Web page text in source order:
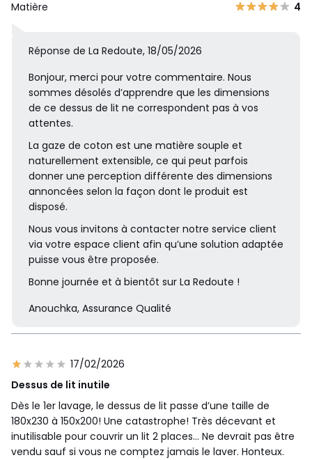
Matière 4
Réponse de La Redoute, 18/05/2026
Bonjour, merci pour votre commentaire. Nous
sommes désolés d’apprendre que les dimensions
de ce dessus de lit ne correspondent pas à vos
attentes.
La gaze de coton est une matière souple et
naturellement extensible, ce qui peut parfois
donner une perception différente des dimensions
annoncées selon la façon dont le produit est
disposé.
Nous vous invitons à contacter notre service client
via votre espace client afin qu’une solution adaptée
puisse vous être proposée.
Bonne journée et à bientôt sur La Redoute !
Anouchka, Assurance Qualité
17/02/2026
Dessus de lit inutile
Dès le 1er lavage, le dessus de lit passe d’une taille de
180x230 à 150x200! Une catastrophe! Très décevant et
inutilisable pour couvrir un lit 2 places… Ne devrait pas être
vendu sauf si vous ne comptez jamais le laver. Honteux.